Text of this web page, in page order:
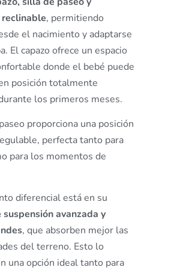
, permitiendo
el nacimiento y adaptarse
El capazo ofrece un espacio
donde el bebé puede
posición totalmente
los primeros meses.
proporciona una posición
perfecta tanto para
para los momentos de
diferencial está en su
avanzada y
, que absorben mejor las
del terreno. Esto lo
una opción ideal tanto para